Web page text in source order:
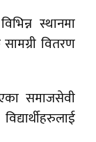
स्थानमा
सामग्री वितरण
समाजसेवी